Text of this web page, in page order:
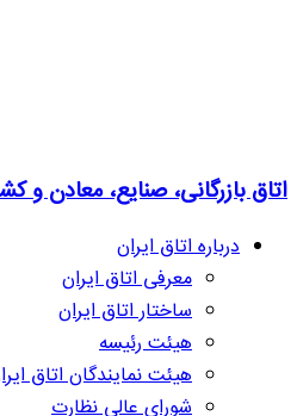
اتاق بازرگانی، صنایع، معادن و
درباره اتاق ایران
معرفی اتاق ایران
ساختار اتاق ایران
هیئت رئیسه
هیئت نمایندگان اتاق
شورای عالی نظارت